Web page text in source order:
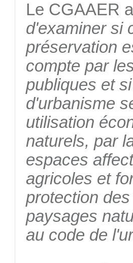
Le CGAAER
d'examiner si
préservation
compte par
publiques et
d'urbanisme
utilisation
naturels, par
espaces
agricoles et
protection
paysages
au code de